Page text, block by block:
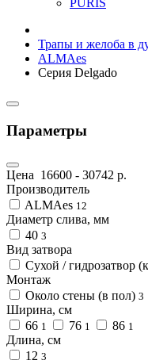
PURIS
Трапы и желоба в
ALMAes
Серия Delgado
Параметры
Цена 16600 - 30742 р.
Производитель
ALMAes 12
Диаметр слива, мм
40 3
Вид затвора
Сухой / гидрозатвор
Монтаж
Около стены (в пол) 3
Ширина, см
66 1 76 1 86 1
Длина, см
12 3